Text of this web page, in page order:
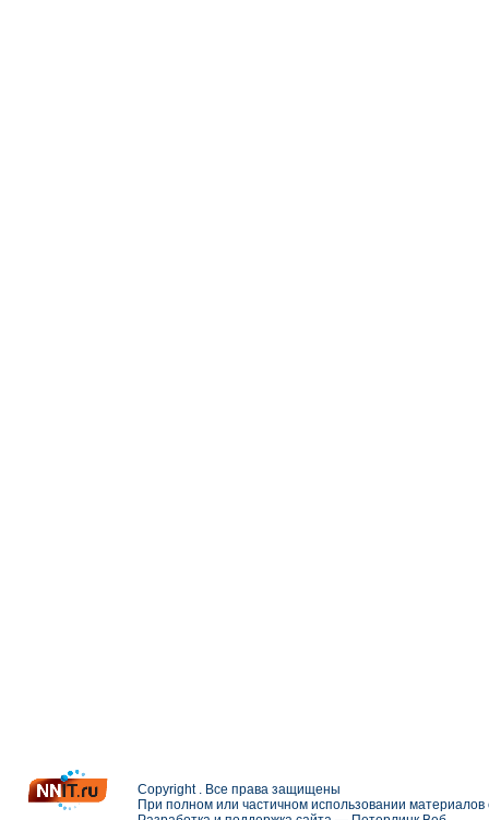
Copyright . Все права защищены
При полном или частичном использовании